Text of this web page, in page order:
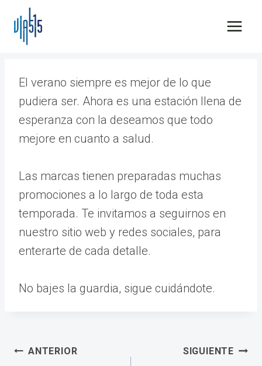
Saltar
contenido
El verano siempre es mejor de lo que
pudiera ser. Ahora es una estación llena de
esperanza con la deseamos que todo
mejore en cuanto a salud.
Las marcas tienen preparadas muchas
promociones a lo largo de toda esta
temporada. Te invitamos a seguirnos en
nuestro sitio web y redes sociales, para
enterarte de cada detalle.
No bajes la guardia, sigue cuidándote.
Navegación
ANTERIOR SIGUIENTE